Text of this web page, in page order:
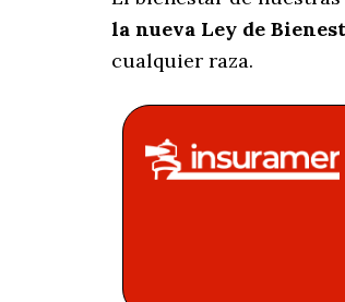
la nueva Ley de
cualquier raza.